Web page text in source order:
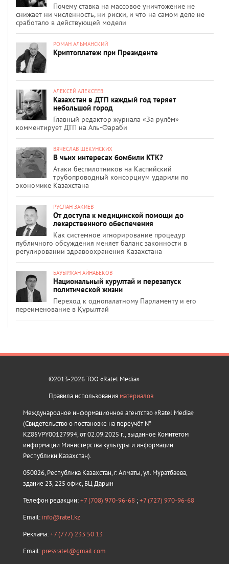
Почему ставка на массовое уничтожение не
снижает ни численность, ни риски, и что на самом деле не
сработало в действующей модели
РОМАН АЛЬМАНСКИЙ
Криптоплатеж при Президенте
АЛЕКСЕЙ АЛЕКСЕЕВ
Казахстан в ДТП каждый год теряет
небольшой город
Главный редактор журнала «За рулём»
комментирует ДТП на Аль-Фараби
ВЯЧЕСЛАВ ЩЕКУНСКИХ
В чьих интересах бомбили КТК?
Атаки беспилотников на Каспийский
трубопроводный консорциум ударили по
экономике Казахстана
РУСЛАН ЗАКИЕВ
От доступа к медицинской помощи до
лекарственного обеспечения
Как системное игнорирование процедур
публичного обсуждения меняет баланс законности в
регулировании здравоохранения Казахстана
БАУЫРЖАН АЙНАБЕКОВ
Национальный курултай и перезапуск
политической жизни
Переход к однопалатному Парламенту и его
переименование в Құрылтай
©2013-2026 ТОО «Ratel Media»
Правила использования материалов
Международное информационное агентство «Ratel Media»
(Свидетельство о постановке на переучёт №
KZ85VPY00127994, от 02.09.2025 г., выданное Комитетом
информации Министерства культуры и информации
Республики Казахстан).
050026, Республика Казахстан, г. Алматы, ул. Муратбаева,
здание 23, 225 офис, БЦ Дарын
Телефон редакции:+7 (708) 970-96-68 ;+7 (727) 970-96-68
Email: info@ratel.kz
Реклама:+7 (777) 233 50 13
Email: pressratel@gmail.com